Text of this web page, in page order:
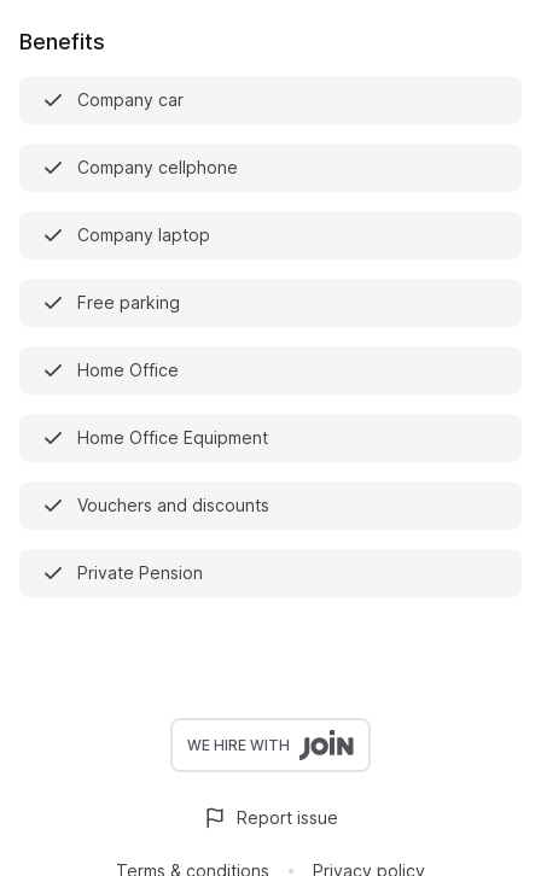
Benefits
Company car
Company cellphone
Company laptop
Free parking
Home Office
Home Office Equipment
Vouchers and discounts
Private Pension
WE HIRE WITH
Terms & conditions Privacy policy
Report issue